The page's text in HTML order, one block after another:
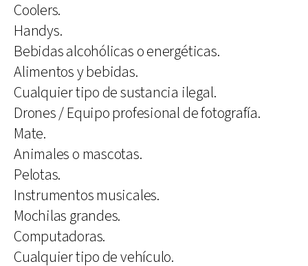
Coolers.
Handys.
Bebidas alcohólicas o energéticas.
Alimentos y bebidas.
Cualquier tipo de sustancia ilegal.
Drones / Equipo profesional de fotografía.
Mate.
Animales o mascotas.
Pelotas.
Instrumentos musicales.
Mochilas grandes.
Computadoras.
Cualquier tipo de vehículo.